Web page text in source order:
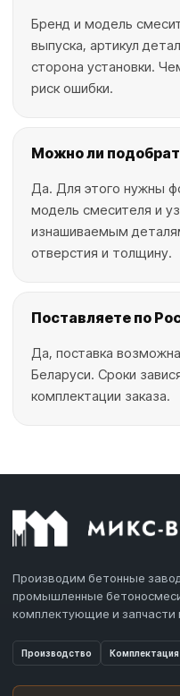
Бренд и модель
выпуска, артикул
сторона установки.
риск ошибки.
Можно ли
Да. Для этого нужны
модель смесителя и
изнашиваемым
отверстия и толщину.
Поставляете по
Да, поставка
Беларуси. Сроки
комплектации заказа.
Производим бетонные
промышленные
комплектующие и запчасти
Производство Комплектация